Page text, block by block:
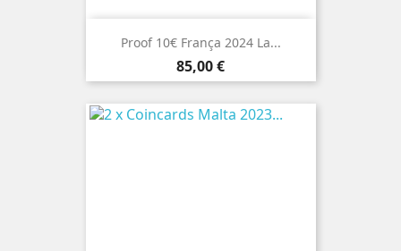
Proof 10€ França 2024 La...
Preço
85,00 €